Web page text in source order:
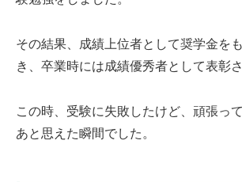
その結果、成績上位者として奨学金を
き、卒業時には成績優秀者として表彰さ
この時、受験に失敗したけど、頑張っ
あと思えた瞬間でした。